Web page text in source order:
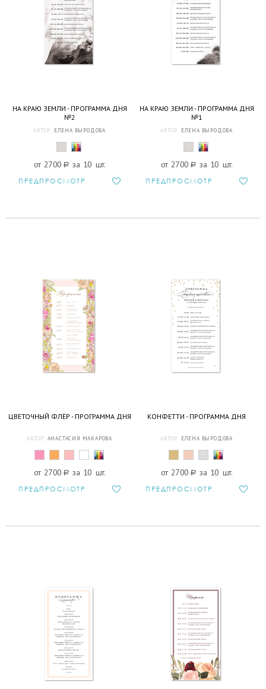
НА КРАЮ ЗЕМЛИ - ПРОГРАММА ДНЯ
№2
АВТОР: ЕЛЕНА ВЫРОДОВА
от 2700 a за 10 шт.
ПРЕДПРОСМОТР
НА КРАЮ ЗЕМЛИ - ПРОГРАММА ДНЯ
№1
АВТОР: ЕЛЕНА ВЫРОДОВА
от 2700 a за 10 шт.
ПРЕДПРОСМОТР
ЦВЕТОЧНЫЙ ФЛЁР - ПРОГРАММА ДНЯ
АВТОР: АНАСТАСИЯ МАКАРОВА
от 2700 a за 10 шт.
ПРЕДПРОСМОТР
КОНФЕТТИ - ПРОГРАММА ДНЯ
АВТОР: ЕЛЕНА ВЫРОДОВА
от 2700 a за 10 шт.
ПРЕДПРОСМОТР